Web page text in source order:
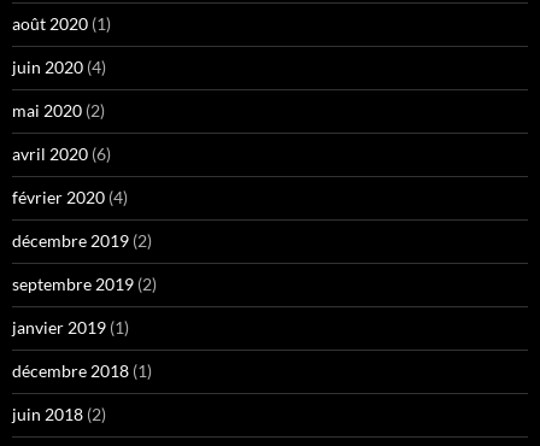
août 2020 (1)
juin 2020 (4)
mai 2020 (2)
avril 2020 (6)
février 2020 (4)
décembre 2019 (2)
septembre 2019 (2)
janvier 2019 (1)
décembre 2018 (1)
juin 2018 (2)